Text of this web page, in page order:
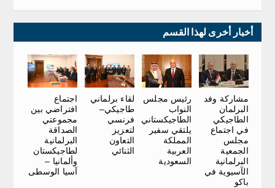
أخبار أخرى لهذا القسم
مشاركة وفد
البرلمان
الطاجيكي
في اجتماع
مجلس
الجمعية
البرلمانية
الآسيوية في
باكو
رئيس مجلس
النواب
الطاجيكستاني
يلتقي سفير
المملكة
العربية
السعودية
لقاء برلماني
طاجيكي–
فرنسي
لتعزيز
التعاون
الثنائي
اجتماع
افتراضي بين
مجموعتي
الصداقة
البرلمانية
لطاجيكستان
وألمانيا –
آسيا الوسطى